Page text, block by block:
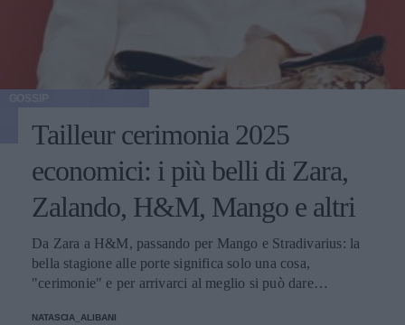
Tailleur cerimonia 2025
economici: i più belli di Zara,
Zalando, H&M, Mango e altri
Da Zara a H&M, passando per Mango e Stradivarius: la
bella stagione alle porte significa solo una cosa,
"cerimonie" e per arrivarci al meglio si può dare
NATASCIA_ALIBANI